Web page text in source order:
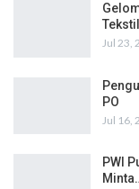
Jul 23,
PO
Jul 16,
PWI